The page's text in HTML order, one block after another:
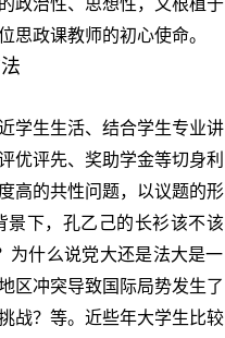
思政课教师的初心使命。
学生生活、结合学生专业讲
优评先、奖助学金等切身利
高的共性问题，以议题的形
景下，孔乙己的长衫该不该
为什么说党大还是法大是一
区冲突导致国际局势发生了
战？等。近些年大学生比较